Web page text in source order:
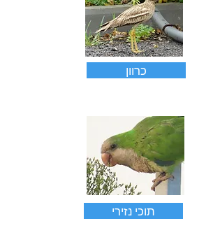
כרוון
תוכי נזירי